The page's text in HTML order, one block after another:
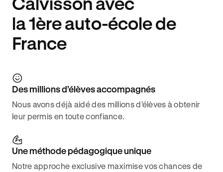
la 1ère auto-école de
France
Des millions d’élèves accompagnés
Nous avons déjà aidé des millions d’élèves à obtenir
leur permis en toute confiance.
Une méthode pédagogique unique
Notre approche exclusive maximise vos chances de